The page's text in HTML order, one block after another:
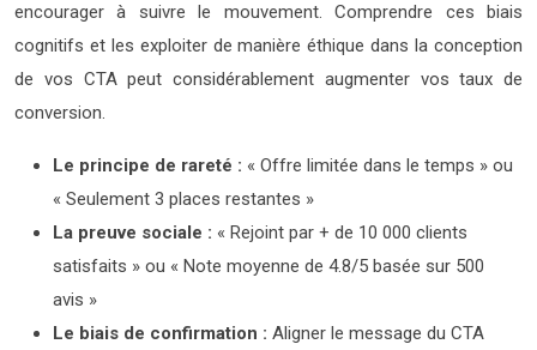
encourager à suivre le mouvement. Comprendre ces biais
cognitifs et les exploiter de manière éthique dans la conception
de vos CTA peut considérablement augmenter vos taux de
conversion.
Le principe de rareté : « Offre limitée dans le temps » ou
« Seulement 3 places restantes »
La preuve sociale : « Rejoint par + de 10 000 clients
satisfaits » ou « Note moyenne de 4.8/5 basée sur 500
avis »
Le biais de confirmation : Aligner le message du CTA